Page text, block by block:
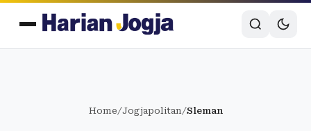
Home/Jogjapolitan/Sleman